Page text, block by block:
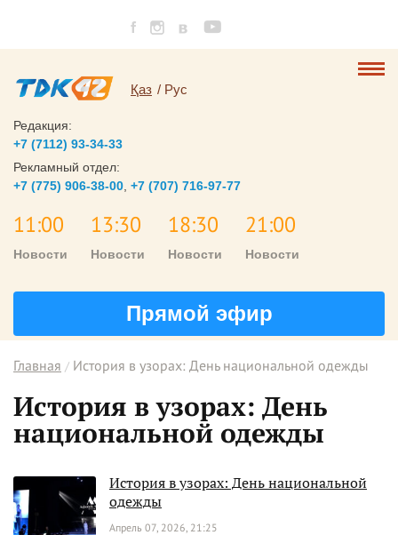
Қаз Рус
Редакция:
+7 (7112) 93-34-33
Рекламный отдел:
+7 (775) 906-38-00 +7 (707) 716-97-77
11:00
Новости
13:30
Новости
18:30
Новости
21:00
Новости
Прямой эфир
Главная История в узорах: День национальной одежды
История в узорах: День
национальной одежды
История в узорах: День национальной
одежды
Апрель 07, 2026, 21:25